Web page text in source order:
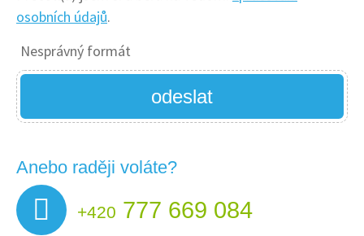
osobních údajů.
Nesprávný formát
odeslat
Anebo raději voláte?
+420 777 669 084